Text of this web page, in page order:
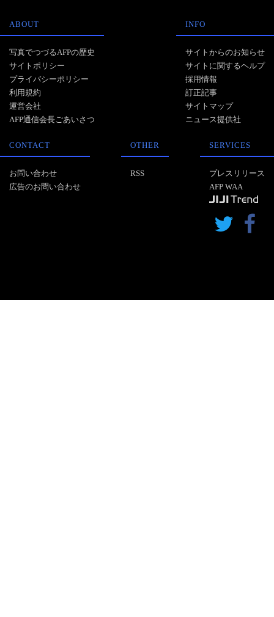
ABOUT
写真でつづるAFPの歴史
サイトポリシー
プライバシーポリシー
利用規約
運営会社
AFP通信会長ごあいさつ
INFO
サイトからのお知らせ
サイトに関するヘルプ
採用情報
訂正記事
サイトマップ
ニュース提供社
CONTACT
お問い合わせ
広告のお問い合わせ
OTHER
RSS
SERVICES
プレスリリース
AFP WAA